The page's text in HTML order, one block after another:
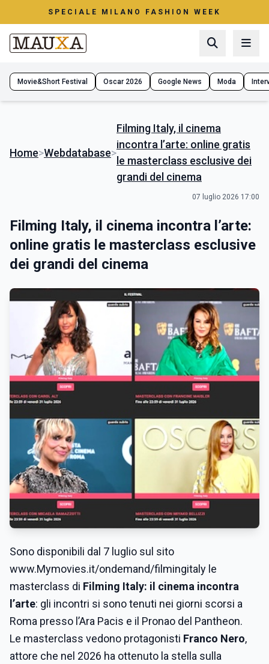
SPECIALE MILANO FASHION WEEK
Movie&Short Festival Oscar 2026 Google News Moda
Home>Webdatabase>
Filming Italy, il cinema
incontra l’arte: online gratis
le masterclass esclusive dei
grandi del cinema
07 luglio 2026 17:00
Filming Italy, il cinema incontra l’arte:
online gratis le masterclass esclusive
dei grandi del cinema
Sono disponibili dal 7 luglio sul sito
www.Mymovies.it/ondemand/filmingitaly le
masterclass di Filming Italy: il cinema incontra
l’arte: gli incontri si sono tenuti nei giorni scorsi a
Roma presso l’Ara Pacis e il Pronao del Pantheon.
Le masterclass vedono protagonisti Franco Nero,
attore che nel 2026 ha ottenuto la stella sulla